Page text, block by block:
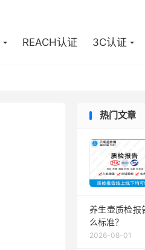
REACH认证 3C认证
热门文章
养生壶质检报
么标准？
2026-08-01